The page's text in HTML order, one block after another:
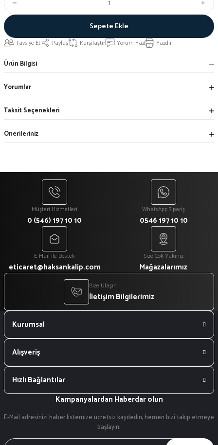
Sepete Ekle
Tavsiye Et Paylaş Karşılaştır Yorum Yaz Yazdır
Ürün Bilgisi
Yorumlar
Taksit Seçenekleri
Önerileriniz
Müşteri Hizmetleri
0 (546) 197 10 10
WhatsApp Sipariş
0546 197 10 10
E-Mail ile Destek
eticaret@haksankalip.com
Size Çok Yakınız
Mağazalarımız
Bize Ulaşın
İletişim Bilgilerimiz
Kurumsal
Alışveriş
Hızlı Bağlantılar
Kampanyalardan Haberdar olun
E-Mail adresinizi haber listemize ücretsiz kaydedin, hemen bizi takip etmeye
başlayın.